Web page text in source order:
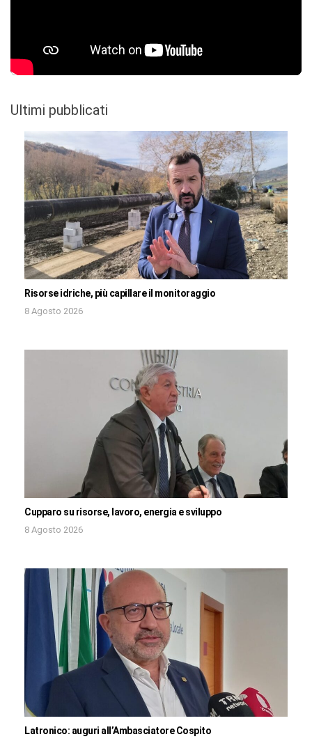
Ultimi pubblicati
Risorse idriche, più capillare il monitoraggio
8 Agosto 2026
Cupparo su risorse, lavoro, energia e sviluppo
8 Agosto 2026
Latronico: auguri all’Ambasciatore Cospito